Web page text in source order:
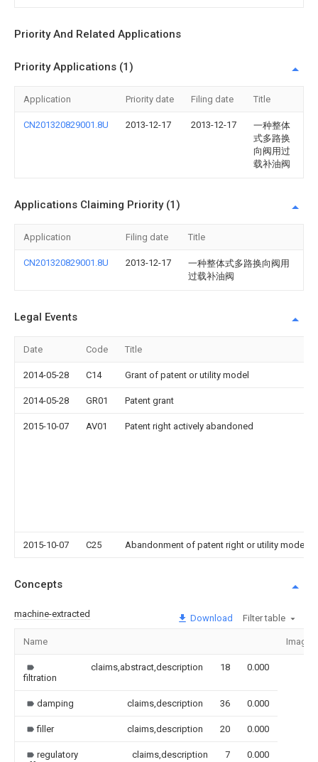
Priority And Related Applications
Priority Applications (1)
Application Priority date Filing date Title
CN201320829001.8U 2013-12-17 2013-12-17
一种整体
式多路换
向阀用过
载补油阀
Applications Claiming Priority (1)
Application Filing date Title
CN201320829001.8U 2013-12-17
一种整体式多路换向阀用
过载补油阀
Legal Events
Date Code Title
2014-05-28 C14 Grant of patent or utility model
2014-05-28 GR01 Patent grant
2015-10-07 AV01 Patent right actively abandoned
2015-10-07 C25 Abandonment of patent right or utility model
Concepts
machine-extracted Download Filter table
Name Image
filtration
claims,abstract,description 18 0.000
damping claims,description 36 0.000
filler claims,description 20 0.000
regulatory
claims,description 7 0.000